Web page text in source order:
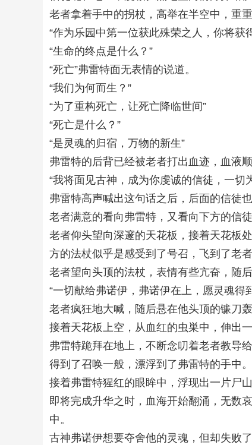
老者拿着手中的拐杖，高举在半空中，重
“作为乐园中第一位获此殊荣之人，你将
“生命的终点是什么？”
“死亡”弗雷特面无表情的说道。
“我们为何而生？”
“为了重构死亡，让死亡降临世间”
“死亡是什么？”
“是灵魂的归宿，万物的新生”
弗雷特的后背已经被老者打出血迹，血液
“我将面见古神，成为你虔诚的信徒，一切
弗雷特高声喊出这句话之后，后面的信徒
老者满意的看向弗雷特，又看向下方的信
老者仰头望向深邃的天花板，接着天花板
方的法杖似乎是感受到了号召，飞到了老者
老者望向头顶的法杖，表情有些亢奋，随
“一切献给弗诺伊，弗诺伊在上，愿灵魂得
老者疯狂地大喊，随后悬在他头顶的镰刀
接着天花板上空，从血红的虫巣中，伸出
弗雷特跪拜在地上，不断念叨着老者教导
得到了召唤一般，漂浮到了弗雷特的手中。
接着弗雷特猩红的眼眸中，浮现出一片尸
即将完成升华之时，血海开始翻涌，无数
中。
古神弗诺伊想要夺舍他的灵魂，但却失败